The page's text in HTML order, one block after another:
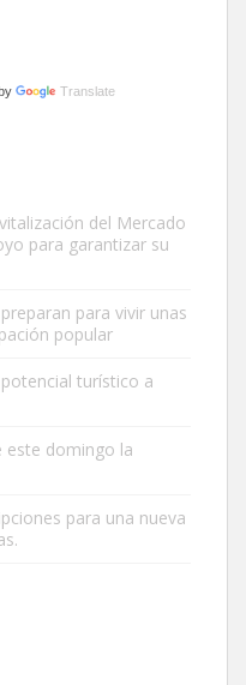
hace menos de un mes,
Pastor alemán,
...
PERDIDO HOY
Translate
del Mercado
para garantizar su
para vivir unas
popular
turístico a
este domingo la
para una nueva